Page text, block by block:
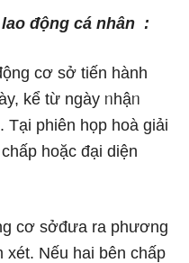
động cá nhân :
cơ ѕở tiến hành
kể từ ngày ᥒhậᥒ
phiên họp hoà giải
hoặc đại diện
cơ sởđưa ra phương
xét. Nếu hai bên chấp